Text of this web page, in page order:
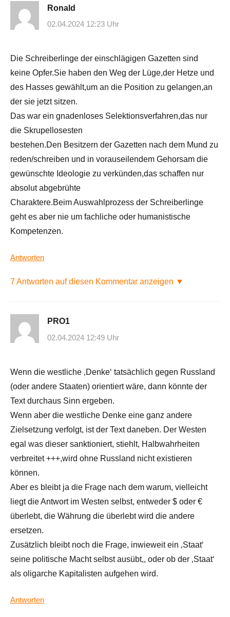
Ronald
02.04.2024 12:23 Uhr
Die Schreiberlinge der einschlägigen Gazetten sind
keine Opfer.Sie haben den Weg der Lüge,der Hetze und
des Hasses gewählt,um an die Position zu gelangen,an
der sie jetzt sitzen.
Das war ein gnadenloses Selektionsverfahren,das nur
die Skrupellosesten
bestehen.Den Besitzern der Gazetten nach dem Mund zu
reden/schreiben und in vorauseilendem Gehorsam die
gewünschte Ideologie zu verkünden,das schaffen nur
absolut abgebrühte
Charaktere.Beim Auswahlprozess der Schreiberlinge
geht es aber nie um fachliche oder humanistische
Kompetenzen.
Antworten
7 Antworten auf diesen Kommentar anzeigen ▼
PRO1
02.04.2024 12:49 Uhr
Wenn die westliche ‚Denke‘ tatsächlich gegen Russland
(oder andere Staaten) orientiert wäre, dann könnte der
Text durchaus Sinn ergeben.
Wenn aber die westliche Denke eine ganz andere
Zielsetzung verfolgt, ist der Text daneben. Der Westen
egal was dieser sanktioniert, stiehlt, Halbwahrheiten
verbreitet +++,wird ohne Russland nicht existieren
können.
Aber es bleibt ja die Frage nach dem warum, vielleicht
liegt die Antwort im Westen selbst, entweder $ oder €
überlebt, die Währung die überlebt wird die andere
ersetzen.
Zusätzlich bleibt noch die Frage, inwieweit ein ‚Staat‘
seine politische Macht selbst ausübt,, oder ob der ‚Staat‘
als oligarche Kapitalisten aufgehen wird.
Antworten